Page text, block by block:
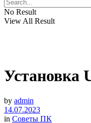
No Result
View All Result
Установка
by admin
14.07.2023
in Советы ПК